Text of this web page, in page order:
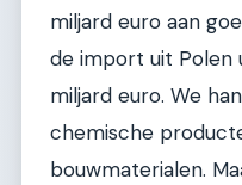
miljard euro aan
de import uit Polen
miljard euro. We
chemische
bouwmaterialen.